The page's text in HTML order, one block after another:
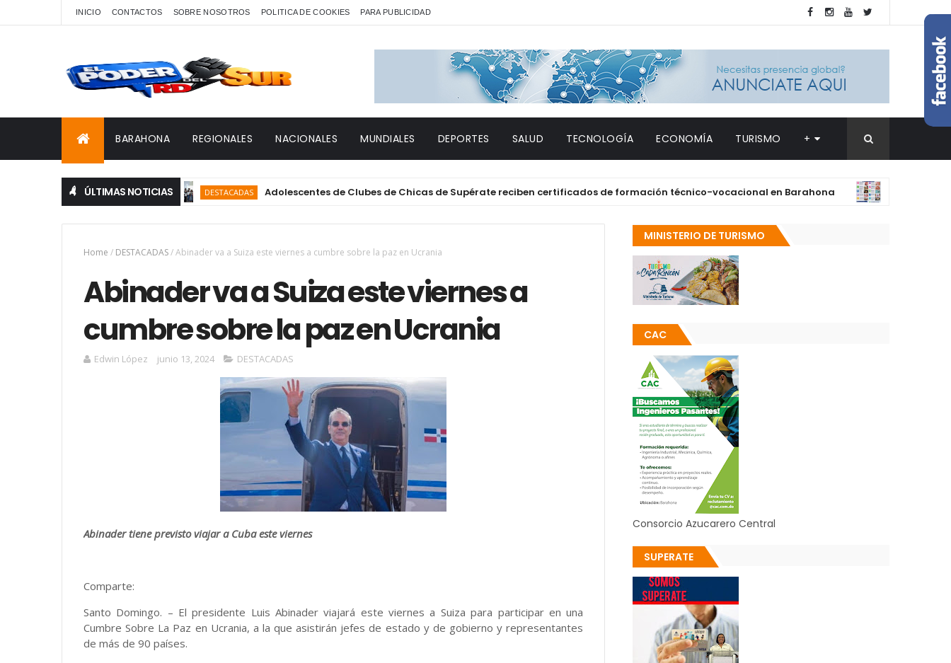
INICIO CONTACTOS SOBRE NOSOTROS POLITICA DE COOKIES PARA PUBLICIDAD
BARAHONA REGIONALES NACIONALES MUNDIALES DEPORTES SALUD TECNOLOGÍA ECONOMÍA TURISMO +
ÚLTIMAS NOTICIASDESTACADAS Adolescentes de Clubes de Chicas de Supérate reciben certificados de formación técnico-vocacional en Barahona DESTACADAS
Home / DESTACADAS/Abinader va a Suiza este viernes a cumbre sobre la paz en Ucrania
Abinader va a Suiza este viernes a
cumbre sobre la paz en Ucrania
Edwin López junio 13, 2024 DESTACADAS
Abinader tiene previsto viajar a Cuba este viernes
Comparte:
Santo Domingo. – El presidente Luis Abinader viajará este viernes a Suiza para participar en una
Cumbre Sobre La Paz en Ucrania, a la que asistirán jefes de estado y de gobierno y representantes
de más de 90 países.
MINISTERIO DE TURISMO
CAC
Consorcio Azucarero Central
SUPERATE